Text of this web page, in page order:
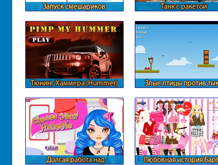
Запуск смешариков Танк с ракетой
Тюнинг Хаммера (Hummer) Злые птицы против
Долгая работа над
Любовная история